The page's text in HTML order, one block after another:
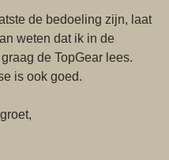
de bedoeling zijn, laat
weten dat ik in de
de TopGear lees.
is ook goed.